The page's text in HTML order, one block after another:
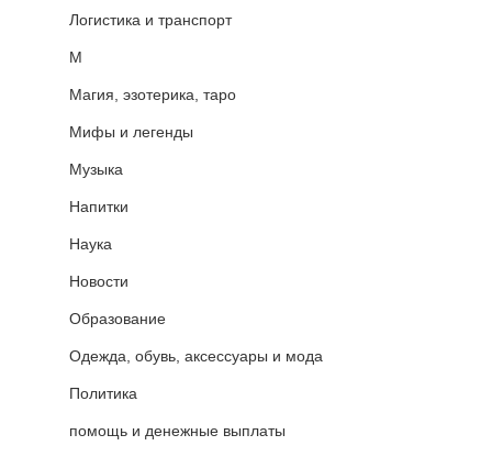
Логистика и транспорт
М
Магия, эзотерика, таро
Мифы и легенды
Музыка
Напитки
Наука
Новости
Образование
Одежда, обувь, аксессуары и мода
Политика
помощь и денежные выплаты